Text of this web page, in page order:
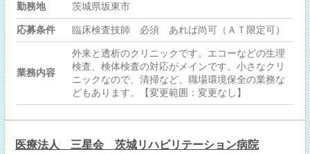
勤務地 茨城県坂東市
応募条件 臨床検査技師 必須 あれば尚可（ＡＴ限定可）
業務内容
外来と透析のクリニックです。エコーなどの生理
検査、検体検査の対応がメインです。小さなクリ
ニックなので、清掃など、職場環境保全の業務な
どもあります。【変更範囲：変更なし】
医療法人 三星会 茨城リハビリテーション病院